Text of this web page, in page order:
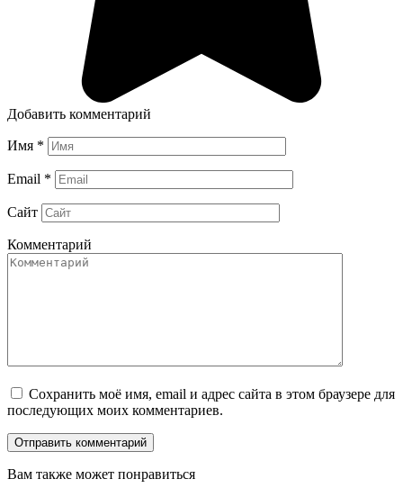
Добавить комментарий
Имя *
Email *
Сайт
Комментарий
Сохранить моё имя, email и адрес сайта в этом браузере для
последующих моих комментариев.
Вам также может понравиться